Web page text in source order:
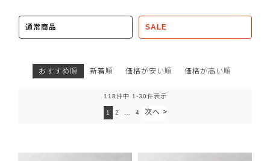
通常商品 SALE
おすすめ順 新着順 価格が安い順 価格が高い順
118件中 1 -30件表示
1 2 4